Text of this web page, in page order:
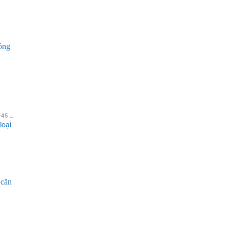
vnđ/
STUDIO THE SÓNG 1PN 40-45 M²
vnđ/